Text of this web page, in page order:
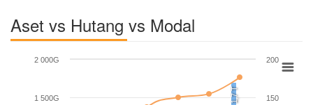
Aset vs Hutang vs Modal
1,7 T
1 500G
2 000G
150
200